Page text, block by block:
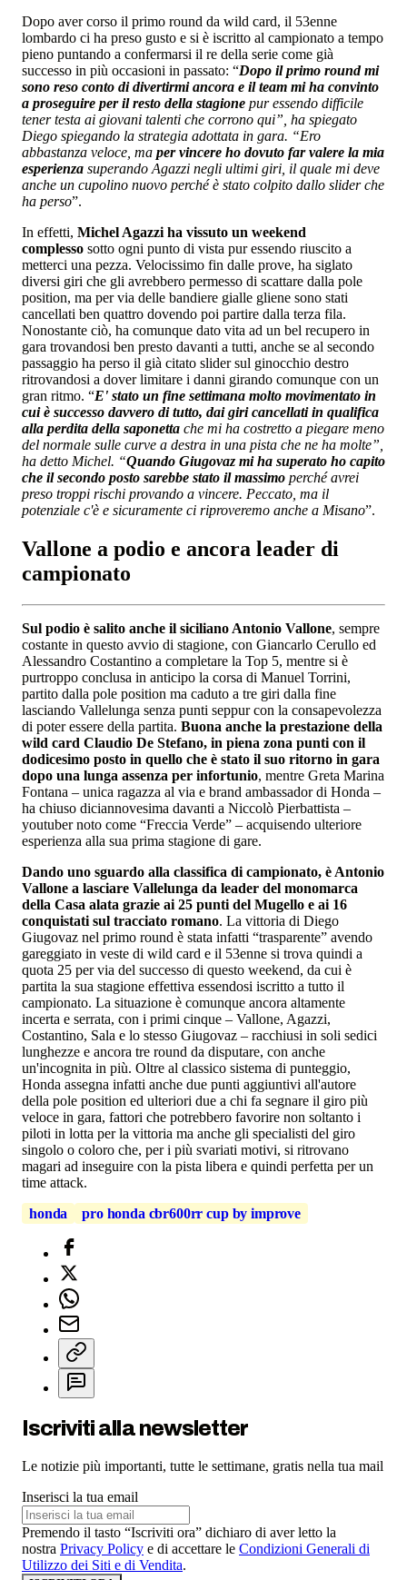
Dopo aver corso il primo round da wild card, il 53enne
lombardo ci ha preso gusto e si è iscritto al campionato a tempo
pieno puntando a confermarsi il re della serie come già
successo in più occasioni in passato: “Dopo il primo round mi
sono reso conto di divertirmi ancora e il team mi ha convinto
a proseguire per il resto della stagione pur essendo difficile
tener testa ai giovani talenti che corrono qui”, ha spiegato
Diego spiegando la strategia adottata in gara. “Ero
abbastanza veloce, ma per vincere ho dovuto far valere la mia
esperienza superando Agazzi negli ultimi giri, il quale mi deve
anche un cupolino nuovo perché è stato colpito dallo slider che
ha perso”.
In effetti, Michel Agazzi ha vissuto un weekend
complesso sotto ogni punto di vista pur essendo riuscito a
metterci una pezza. Velocissimo fin dalle prove, ha siglato
diversi giri che gli avrebbero permesso di scattare dalla pole
position, ma per via delle bandiere gialle gliene sono stati
cancellati ben quattro dovendo poi partire dalla terza fila.
Nonostante ciò, ha comunque dato vita ad un bel recupero in
gara trovandosi ben presto davanti a tutti, anche se al secondo
passaggio ha perso il già citato slider sul ginocchio destro
ritrovandosi a dover limitare i danni girando comunque con un
gran ritmo. “E' stato un fine settimana molto movimentato in
cui è successo davvero di tutto, dai giri cancellati in qualifica
alla perdita della saponetta che mi ha costretto a piegare meno
del normale sulle curve a destra in una pista che ne ha molte”,
ha detto Michel. “Quando Giugovaz mi ha superato ho capito
che il secondo posto sarebbe stato il massimo perché avrei
preso troppi rischi provando a vincere. Peccato, ma il
potenziale c'è e sicuramente ci riproveremo anche a Misano”.
Vallone a podio e ancora leader di
campionato
Sul podio è salito anche il siciliano Antonio Vallone, sempre
costante in questo avvio di stagione, con Giancarlo Cerullo ed
Alessandro Costantino a completare la Top 5, mentre si è
purtroppo conclusa in anticipo la corsa di Manuel Torrini,
partito dalla pole position ma caduto a tre giri dalla fine
lasciando Vallelunga senza punti seppur con la consapevolezza
di poter essere della partita. Buona anche la prestazione della
wild card Claudio De Stefano, in piena zona punti con il
dodicesimo posto in quello che è stato il suo ritorno in gara
dopo una lunga assenza per infortunio, mentre Greta Marina
Fontana – unica ragazza al via e brand ambassador di Honda –
ha chiuso diciannovesima davanti a Niccolò Pierbattista –
youtuber noto come “Freccia Verde” – acquisendo ulteriore
esperienza alla sua prima stagione di gare.
Dando uno sguardo alla classifica di campionato, è Antonio
Vallone a lasciare Vallelunga da leader del monomarca
della Casa alata grazie ai 25 punti del Mugello e ai 16
conquistati sul tracciato romano. La vittoria di Diego
Giugovaz nel primo round è stata infatti “trasparente” avendo
gareggiato in veste di wild card e il 53enne si trova quindi a
quota 25 per via del successo di questo weekend, da cui è
partita la sua stagione effettiva essendosi iscritto a tutto il
campionato. La situazione è comunque ancora altamente
incerta e serrata, con i primi cinque – Vallone, Agazzi,
Costantino, Sala e lo stesso Giugovaz – racchiusi in soli sedici
lunghezze e ancora tre round da disputare, con anche
un'incognita in più. Oltre al classico sistema di punteggio,
Honda assegna infatti anche due punti aggiuntivi all'autore
della pole position ed ulteriori due a chi fa segnare il giro più
veloce in gara, fattori che potrebbero favorire non soltanto i
piloti in lotta per la vittoria ma anche gli specialisti del giro
singolo o coloro che, per i più svariati motivi, si ritrovano
magari ad inseguire con la pista libera e quindi perfetta per un
time attack.
honda
pro honda cbr600rr cup by improve
Iscriviti alla newsletter
Le notizie più importanti, tutte le settimane, gratis nella tua mail
Inserisci la tua email
Premendo il tasto “Iscriviti ora” dichiaro di aver letto la
nostra Privacy Policy e di accettare le Condizioni Generali di
Utilizzo dei Siti e di Vendita.